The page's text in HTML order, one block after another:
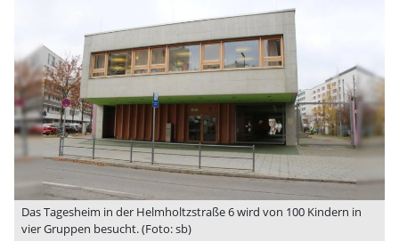
Das Tagesheim in der Helmholtzstraße 6 wird von 100 Kindern in
vier Gruppen besucht. (Foto: sb)